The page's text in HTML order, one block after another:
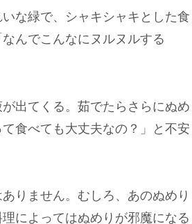
な緑で、シャキシャキとした食
んでこんなにヌルヌルする
出てくる。茹でたらさらにぬめ
食べても大丈夫なの？」と不安
りません。むしろ、あのぬめり
によってはぬめりが邪魔になる